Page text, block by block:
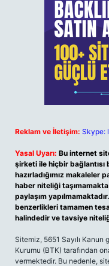
Reklam ve İletişim: Skype:
Yasal Uyarı: Bu internet
şirketi ile hiçbir bağlantısı
hazırladığımız makaleler
haber niteliği
paylaşım
benzerlikleri tamamen
halindedir ve tavsiye
Sitemiz, 5651 Sayılı
Kurumu (BTK) tarafından
vermektedir. Bu nedenle,